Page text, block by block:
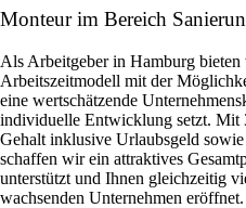
Monteur im Bereich
Als Arbeitgeber in Hamburg
Arbeitszeitmodell mit der
eine wertschätzende
individuelle Entwicklung setzt. Mit
Gehalt inklusive Urlaubsgeld
schaffen wir ein attraktives
unterstützt und Ihnen gleichzeitig
wachsenden Unternehmen eröffnet.